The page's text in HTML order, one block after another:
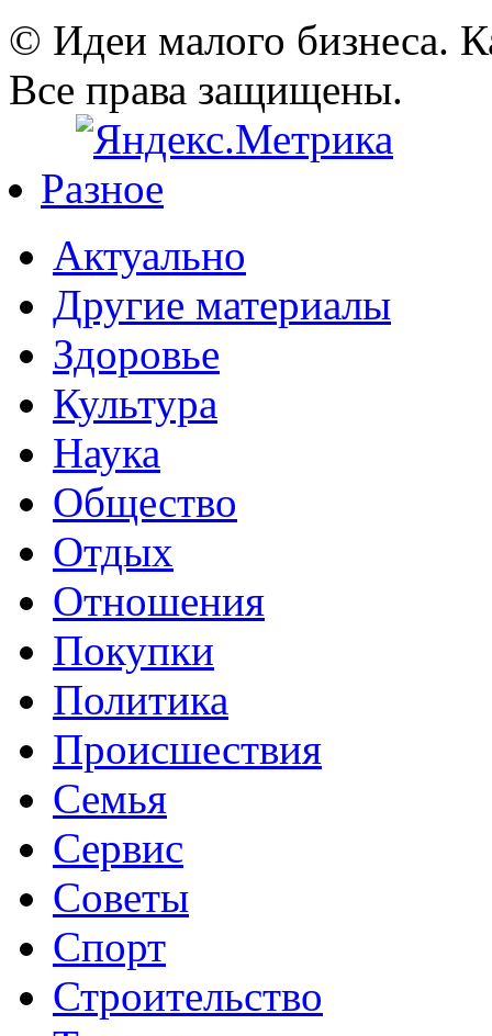
© Идеи малого бизнеса.
Все права защищены.
Разное
Актуально
Другие материалы
Здоровье
Культура
Наука
Общество
Отдых
Отношения
Покупки
Политика
Происшествия
Семья
Сервис
Советы
Спорт
Строительство